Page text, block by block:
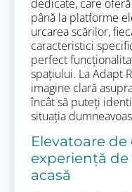
dedicate, care
până la platforme
urcarea scărilor,
caracteristici
perfect
spațiului. La Adapt
imagine clară
încât să puteți
situația
Elevatoare de
experiență
acasă